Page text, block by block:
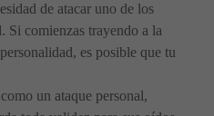
de atacar uno de los
Si comienzas trayendo a la
es posible que tu
un ataque personal,